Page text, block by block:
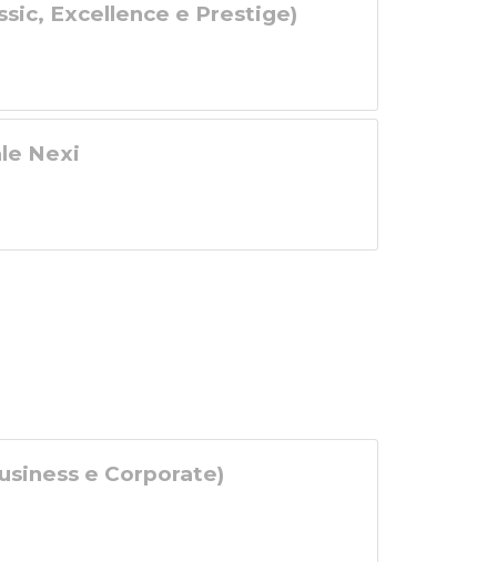
Excellence e Prestige)
Nexi
e Corporate)